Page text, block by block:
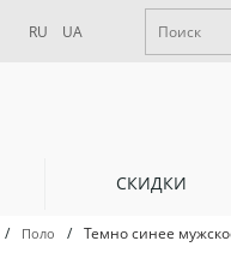
RU UA
СКИДКИ
/ Поло / Темно синее